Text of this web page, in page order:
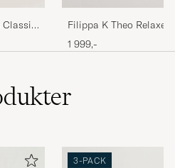
Classic
Filippa K Theo Relaxed
Trousers Black
1 999,-
3-PACK